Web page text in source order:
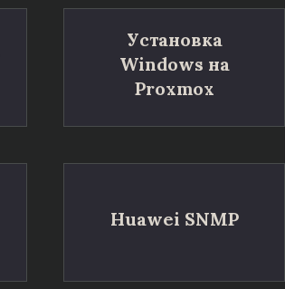
Установка
Windows на
Proxmox
Huawei SNMP